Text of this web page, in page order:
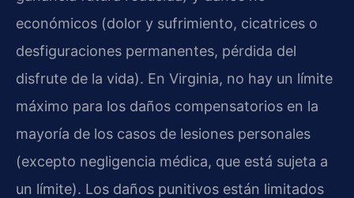
económicos (dolor y sufrimiento, cicatrices o
desfiguraciones permanentes, pérdida del
disfrute de la vida). En Virginia, no hay un límite
máximo para los daños compensatorios en la
mayoría de los casos de lesiones personales
(excepto negligencia médica, que está sujeta a
un límite). Los daños punitivos están limitados